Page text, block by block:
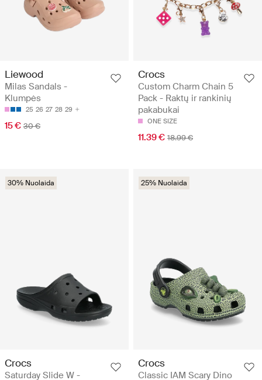
Liewood
Milas Sandals -
Klumpės
25 26 27 28 29
15 € 30 €
Crocs
Custom Charm Chain 5
Pack - Raktų ir rankinių
pakabukai
ONE SIZE
11.39 € 18.99 €
30% Nuolaida
Crocs
Saturday Slide W -
25% Nuolaida
Crocs
Classic IAM Scary Dino